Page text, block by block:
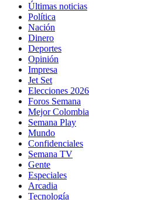
Últimas noticias
Política
Nación
Dinero
Deportes
Opinión
Impresa
Jet Set
Elecciones 2026
Foros Semana
Mejor Colombia
Semana Play
Mundo
Confidenciales
Semana TV
Gente
Especiales
Arcadia
Tecnología